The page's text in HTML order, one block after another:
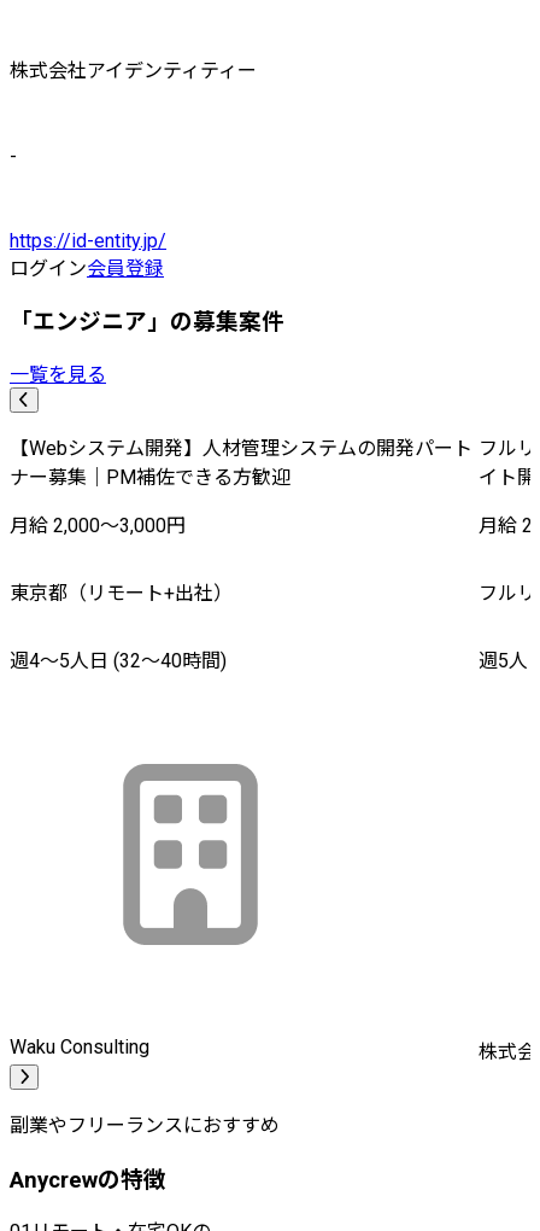
株式会社アイデンティティー
-
https://id-entity.jp/
ログイン会員登録
「エンジニア」の募集案件
一覧を見る
【Webシステム開発】人材管理システムの開発パート
ナー募集｜PM補佐できる方歓迎
月給 2,000〜3,000円
東京都（リモート+出社）
週4〜5人日 (32〜40時間)
Waku Consulting
フル
イト
月給
フル
週5人
株式
副業やフリーランスにおすすめ
Anycrewの特徴